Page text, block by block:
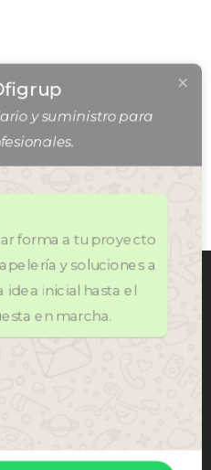
Despacho
forma a tu proyecto
y soluciones a